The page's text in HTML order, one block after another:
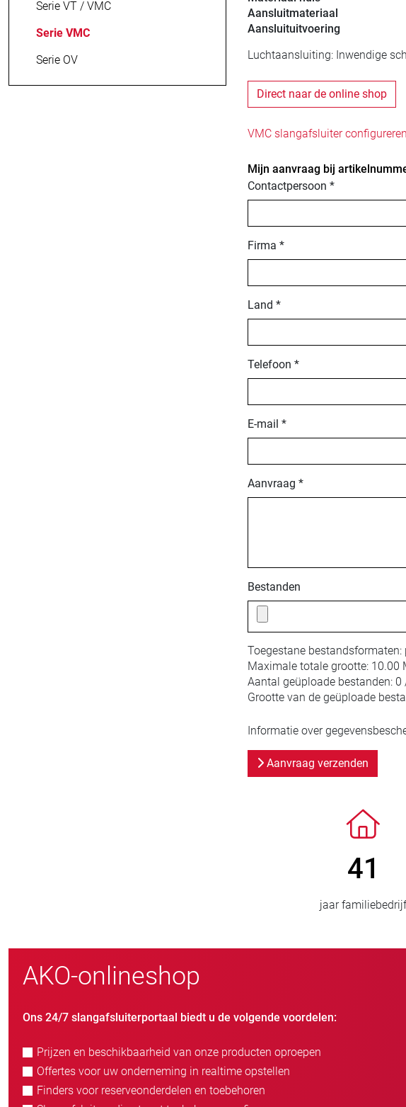
Serie VT / VMC
Serie VMC
Serie OV
Aansluitmateriaal
Aansluituitvoering
Luchtaansluiting: Inwendige
Direct naar de online shop
VMC slangafsluiter configureren
Mijn aanvraag bij
Contactpersoon *
Firma *
Land *
Telefoon *
E-mail *
Aanvraag *
Bestanden
Toegestane bestandsformaten:
Maximale totale grootte: 10.00
Aantal geüploade bestanden: 0
Grootte van de geüploade
Informatie over
Aanvraag verzenden
>
AKO-onlineshop
Ons 24/7 slangafsluiterportaal biedt u de volgende voordelen:
Prijzen en beschikbaarheid van onze producten oproepen
Offertes voor uw onderneming in realtime opstellen
Finders voor reserveonderdelen en toebehoren